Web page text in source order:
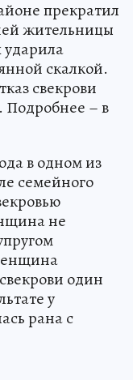
прекратил
жительницы
ударила
скалкой.
свекрови
– в
в одном из
семейного
не
один
у
рана с